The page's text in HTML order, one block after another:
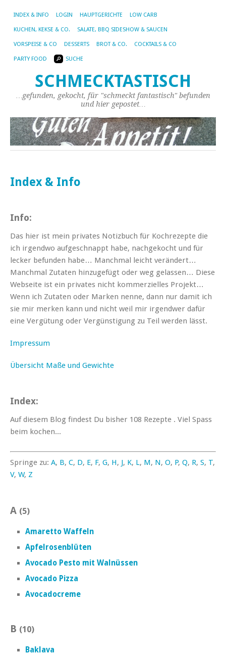
INDEX & INFO LOGIN HAUPTGERICHTE LOW CARB
KUCHEN, KEKSE & CO. SALATE, BBQ SIDESHOW & SAUCEN
VORSPEISE & CO DESSERTS BROT & CO. COCKTAILS & CO
PARTY FOOD SUCHE
SCHMECKTASTISCH
…gefunden, gekocht, für "schmeckt fantastisch" befunden
und hier gepostet…
Index & Info
Info:
Das hier ist mein privates Notizbuch für Kochrezepte die
ich irgendwo aufgeschnappt habe, nachgekocht und für
lecker befunden habe… Manchmal leicht verändert…
Manchmal Zutaten hinzugefügt oder weg gelassen… Diese
Webseite ist ein privates nicht kommerzielles Projekt…
Wenn ich Zutaten oder Marken nenne, dann nur damit ich
sie mir merken kann und nicht weil mir irgendwer dafür
eine Vergütung oder Vergünstigung zu Teil werden lässt.
Impressum
Übersicht Maße und Gewichte
Index:
Auf diesem Blog findest Du bisher 108 Rezepte . Viel Spass
beim kochen...
Springe zu: A, B, C, D, E, F, G, H, J, K, L, M, N, O, P, Q, R, S, T,
V, W, Z
A (5)
Amaretto Waffeln
Apfelrosenblüten
Avocado Pesto mit Walnüssen
Avocado Pizza
Avocadocreme
B (10)
Baklava